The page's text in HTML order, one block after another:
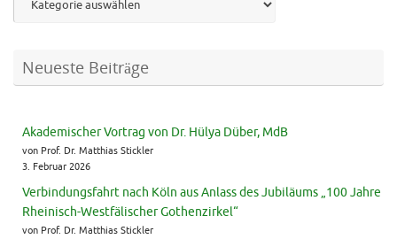
Neueste Beiträge
Akademischer Vortrag von Dr. Hülya Düber, MdB
von Prof. Dr. Matthias Stickler
3. Februar 2026
Verbindungsfahrt nach Köln aus Anlass des Jubiläums „100 Jahre
Rheinisch-Westfälischer Gothenzirkel“
von Prof. Dr. Matthias Stickler